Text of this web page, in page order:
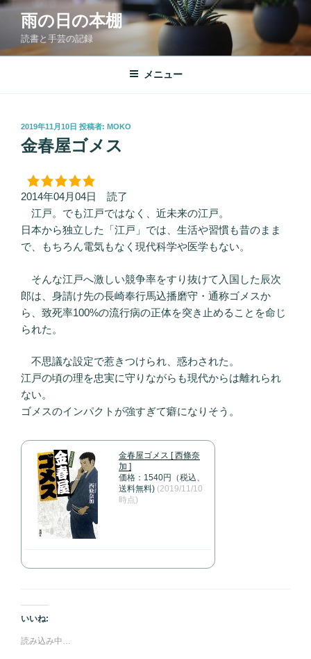
コ
ン
へ
雨の日の本棚
読書と手芸の記録
メニュー
投
稿
日:
2019年11月10日 投稿者: MOKO
金春屋ゴメス
2014年04月04日 読了
江戸。でも江戸ではなく、近未来の江戸。
日本から独立した「江戸」では、生活や習慣も昔のまま
で、もちろん電気もなく現代科学や医学もない。
そんな江戸へ激しい競争率をすり抜けて入国した辰次
郎は、身請け先の長崎奉行馬込播磨守・通称ゴメスか
ら、致死率100%の流行病の正体を突き止めることを命じ
られた。
不思議な設定で惹きつけられ、惑わされた。
江戸の頃の理を忠実に守りながらも現代からは離れられ
ない。
ゴメスのインパクトが強すぎて癖になりそう。
金春屋ゴメス [ 西條奈
加 ]
価格：1540円（税込、
送料無料) (2019/11/10
時点)
いいね:
読み込み中…